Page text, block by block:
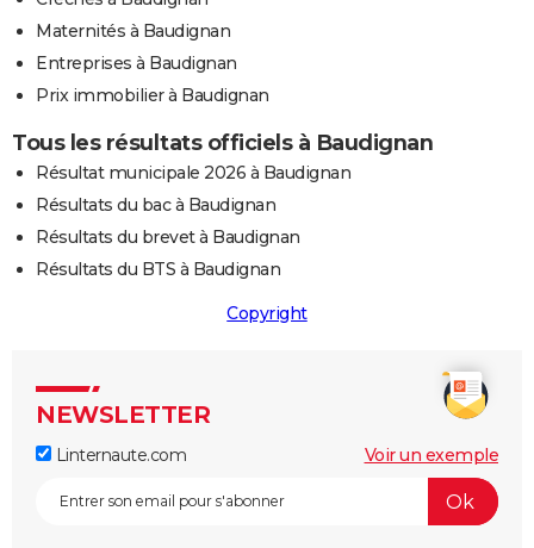
Maternités à Baudignan
Entreprises à Baudignan
Prix immobilier à Baudignan
Tous les résultats officiels à Baudignan
Résultat municipale 2026 à Baudignan
Résultats du bac à Baudignan
Résultats du brevet à Baudignan
Résultats du BTS à Baudignan
Copyright
NEWSLETTER
Linternaute.com Voir un exemple